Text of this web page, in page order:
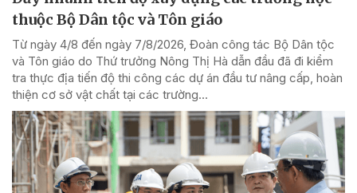
thuộc Bộ Dân tộc và Tôn giáo
Từ ngày 4/8 đến ngày 7/8/2026, Đoàn công tác Bộ Dân tộc
và Tôn giáo do Thứ trưởng Nông Thị Hà dẫn đầu đã đi kiểm
tra thực địa tiến độ thi công các dự án đầu tư nâng cấp, hoàn
thiện cơ sở vật chất tại các trường...